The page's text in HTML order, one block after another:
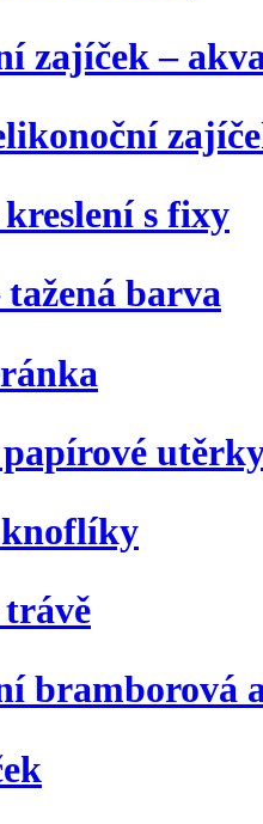
zajíček –
s fixy
barva
bramborová